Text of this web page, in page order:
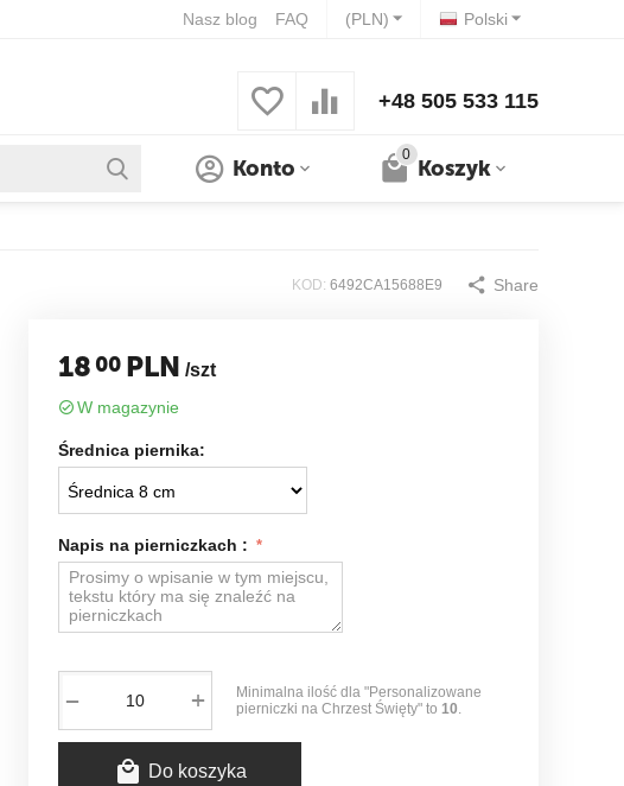
Polski
(PLN)
Nasz blog FAQ
+48 505 533 115
0
Koszyk
Konto
KOD: 6492CA15688E9 Share
18 00 PLN /szt
W magazynie
Średnica piernika:
Napis na pierniczkach :
+
−
Minimalna ilość dla "Personalizowane
pierniczki na Chrzest Święty" to 10.
Do koszyka